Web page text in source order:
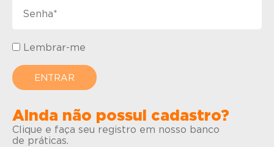
Lembrar-me
Ainda não possui cadastro?
Clique e faça seu registro em nosso banco
de práticas.